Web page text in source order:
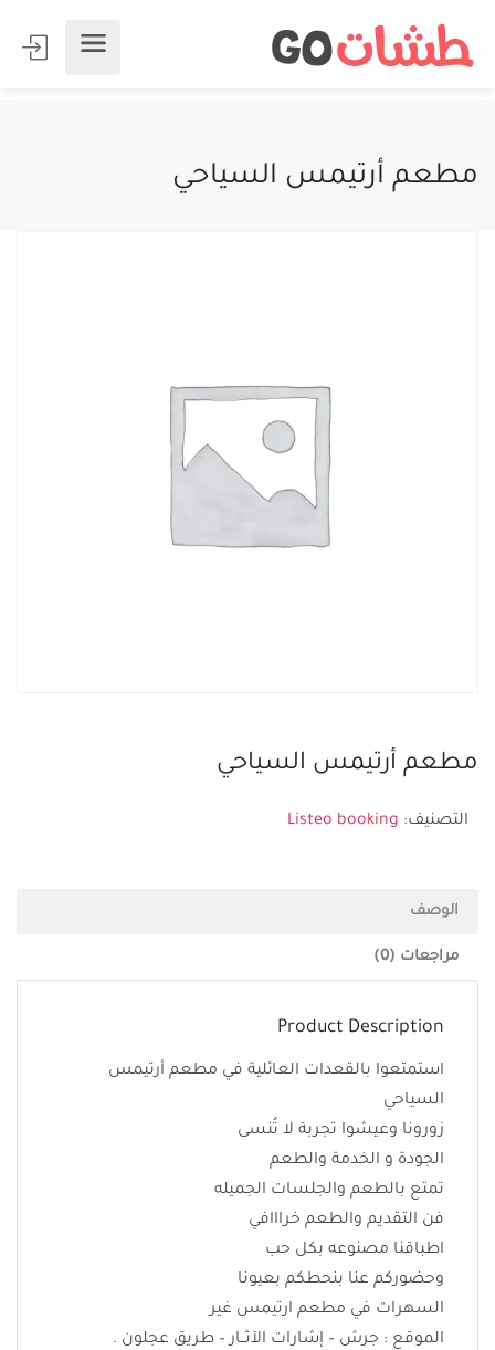
مطعم أرتيمس السياحي
مطعم أرتيمس السياحي
التصنيف: Listeo booking
الوصف
مراجعات (0)
Product Description
استمتعوا بالقعدات العائلية في مطعم أرتيمس
السياحي
زورونا وعيشوا تجربة لا تُنسى
الجودة و الخدمة والطعم
تمتع بالطعم والجلسات الجميله
فن التقديم والطعم خرااافي
اطباقنا مصنوعه بكل حب
وحضوركم عنا بنحطكم بعيونا
السهرات في مطعم ارتيمس غير
الموقع : جرش – إشارات الآثــار – طريق عجلون .